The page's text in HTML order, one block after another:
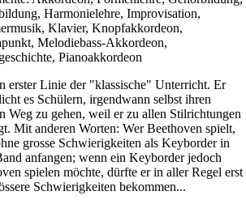
Harmonielehre, Improvisation,
Klavier, Knopfakkordeon,
Melodiebass-Akkordeon,
Pianoakkordeon
erster Linie der "klassische" Unterricht. Er
es Schülern, irgendwann selbst ihren
Weg zu gehen, weil er zu allen Stilrichtungen
Mit anderen Worten: Wer Beethoven spielt,
grosse Schwierigkeiten als Keyborder in
anfangen; wenn ein Keyborder jedoch
spielen möchte, dürfte er in aller Regel erst
Schwierigkeiten bekommen...